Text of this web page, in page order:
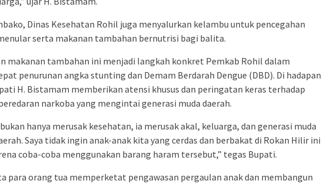
Dinas Kesehatan Rohil juga menyalurkan kelambu untuk pencegahan
serta makanan tambahan bernutrisi bagi balita.
makanan tambahan ini menjadi langkah konkret Pemkab Rohil dalam
penurunan angka stunting dan Demam Berdarah Dengue (DBD). Di hadapan
H. Bistamam memberikan atensi khusus dan peringatan keras terhadap
narkoba yang mengintai generasi muda daerah.
hanya merusak kesehatan, ia merusak akal, keluarga, dan generasi muda
Saya tidak ingin anak-anak kita yang cerdas dan berbakat di Rokan Hilir ini
coba-coba menggunakan barang haram tersebut,” tegas Bupati.
para orang tua memperketat pengawasan pergaulan anak dan membangun